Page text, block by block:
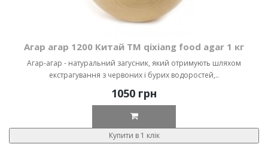
Агар агар 1200 Китай ТМ qixiang food agar 1 кг
Агар-агар - натуральний загусник, який отримують шляхом
екстрагування з червоних і бурих водоростей,..
1050 грн
Купити в 1 клік